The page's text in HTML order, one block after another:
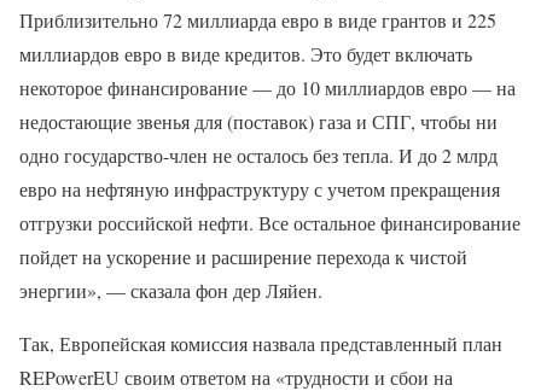
Приблизительно 72 миллиарда евро в виде грантов и 225
миллиардов евро в виде кредитов. Это будет включать
некоторое финансирование — до 10 миллиардов евро — на
недостающие звенья для (поставок) газа и СПГ, чтобы ни
одно государство-член не осталось без тепла. И до 2 млрд
евро на нефтяную инфраструктуру с учетом прекращения
отгрузки российской нефти. Все остальное финансирование
пойдет на ускорение и расширение перехода к чистой
энергии», — сказала фон дер Ляйен.
Так, Европейская комиссия назвала представленный план
REPowerEU своим ответом на «трудности и сбои на